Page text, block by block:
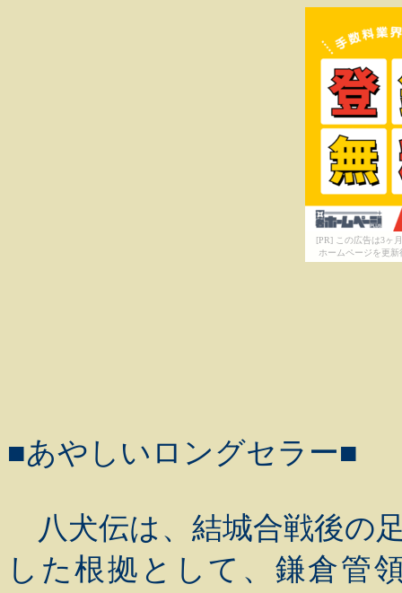
[PR] この広告は3ヶ
ホームページを更
■あやしいロングセラー■
八犬伝は、結城合戦後の
した根拠として、鎌倉管